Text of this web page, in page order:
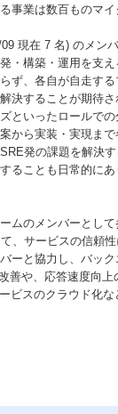
事業は数百ものマ
現在 7 名) のメン
・構築・運用を支え
ず、各自が自走す
決することが期待さ
といったロールで
から実装・実現まで
発の課題を解決
ることも日常的にあ
ムのメンバーとし
、サービスの信頼性
ーと協力し、バッ
善や、応答速度向
ビスのクラウド化